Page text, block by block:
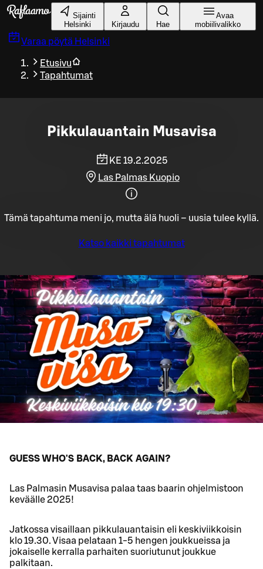
Siirry pääsisältöön
Sijainti
Helsinki
Kirjaudu Hae
Avaa
mobiilivalikko
Varaa pöytä Helsinki
Etusivu
Tapahtumat
Pikkulauantain Musavisa
KE 19.2.2025
Las Palmas Kuopio
Tämä tapahtuma meni jo, mutta älä huoli – uusia tulee kyllä.
Katso kaikki tapahtumat
GUESS WHO'S BACK, BACK AGAIN?
Las Palmasin Musavisa palaa taas baarin ohjelmistoon
keväälle 2025!
Jatkossa visaillaan pikkulauantaisin eli keskiviikkoisin
klo 19.30. Visaa pelataan 1-5 hengen joukkueissa ja
jokaiselle kerralla parhaiten suoriutunut joukkue
palkitaan.